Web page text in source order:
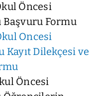
Öncesi
Formu
Oncesi
Kayıt Dilekçesi ve
Öncesi